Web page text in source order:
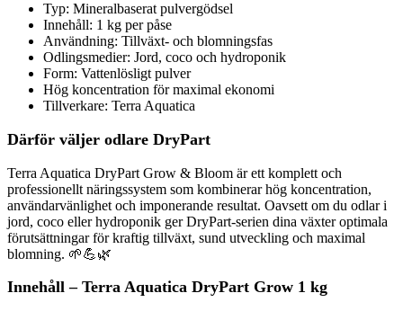
Typ: Mineralbaserat pulvergödsel
Innehåll: 1 kg per påse
Användning: Tillväxt- och blomningsfas
Odlingsmedier: Jord, coco och hydroponik
Form: Vattenlösligt pulver
Hög koncentration för maximal ekonomi
Tillverkare: Terra Aquatica
Därför väljer odlare DryPart
Terra Aquatica DryPart Grow & Bloom är ett komplett och
professionellt näringssystem som kombinerar hög koncentration,
användarvänlighet och imponerande resultat. Oavsett om du odlar i
jord, coco eller hydroponik ger DryPart-serien dina växter optimala
förutsättningar för kraftig tillväxt, sund utveckling och maximal
blomning. 🌱💪🌿
Innehåll – Terra Aquatica DryPart Grow 1 kg